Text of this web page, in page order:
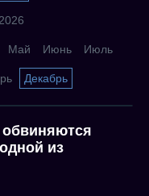
2026
Май Июнь Июль
Декабрь
из